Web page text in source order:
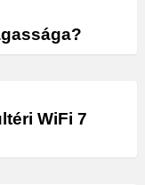
WiFi 7